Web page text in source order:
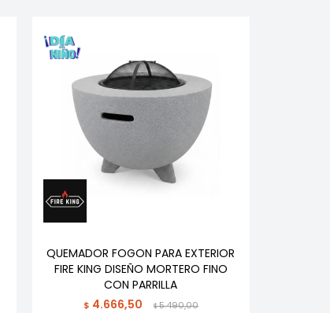
QUEMADOR FOGON PARA EXTERIOR
FIRE KING DISEÑO MORTERO FINO
CON PARRILLA
$ 4.666,50 $5.490,00